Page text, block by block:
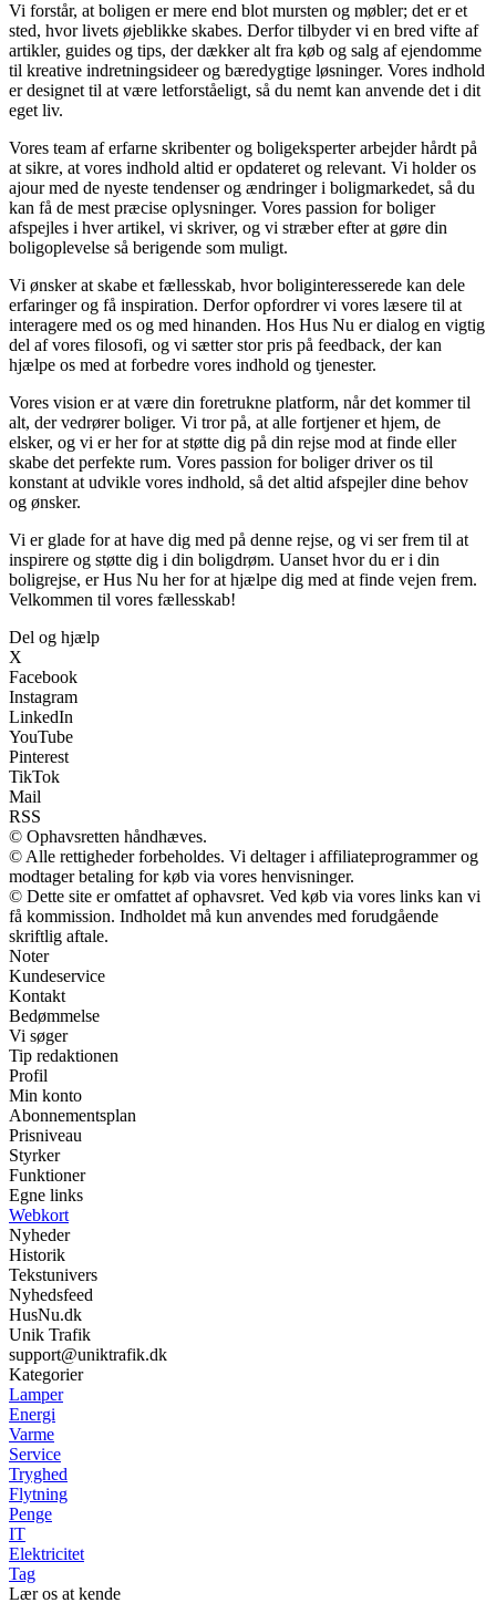
Vi forstår, at boligen er mere end blot mursten og møbler; det er et
sted, hvor livets øjeblikke skabes. Derfor tilbyder vi en bred vifte af
artikler, guides og tips, der dækker alt fra køb og salg af ejendomme
til kreative indretningsideer og bæredygtige løsninger. Vores indhold
er designet til at være letforståeligt, så du nemt kan anvende det i dit
eget liv.
Vores team af erfarne skribenter og boligeksperter arbejder hårdt på
at sikre, at vores indhold altid er opdateret og relevant. Vi holder os
ajour med de nyeste tendenser og ændringer i boligmarkedet, så du
kan få de mest præcise oplysninger. Vores passion for boliger
afspejles i hver artikel, vi skriver, og vi stræber efter at gøre din
boligoplevelse så berigende som muligt.
Vi ønsker at skabe et fællesskab, hvor boliginteresserede kan dele
erfaringer og få inspiration. Derfor opfordrer vi vores læsere til at
interagere med os og med hinanden. Hos Hus Nu er dialog en vigtig
del af vores filosofi, og vi sætter stor pris på feedback, der kan
hjælpe os med at forbedre vores indhold og tjenester.
Vores vision er at være din foretrukne platform, når det kommer til
alt, der vedrører boliger. Vi tror på, at alle fortjener et hjem, de
elsker, og vi er her for at støtte dig på din rejse mod at finde eller
skabe det perfekte rum. Vores passion for boliger driver os til
konstant at udvikle vores indhold, så det altid afspejler dine behov
og ønsker.
Vi er glade for at have dig med på denne rejse, og vi ser frem til at
inspirere og støtte dig i din boligdrøm. Uanset hvor du er i din
boligrejse, er Hus Nu her for at hjælpe dig med at finde vejen frem.
Velkommen til vores fællesskab!
Del og hjælp
X
Facebook
Instagram
LinkedIn
YouTube
Pinterest
TikTok
Mail
RSS
© Ophavsretten håndhæves.
© Alle rettigheder forbeholdes. Vi deltager i affiliateprogrammer og
modtager betaling for køb via vores henvisninger.
© Dette site er omfattet af ophavsret. Ved køb via vores links kan vi
få kommission. Indholdet må kun anvendes med forudgående
skriftlig aftale.
Noter
Kundeservice
Kontakt
Bedømmelse
Vi søger
Tip redaktionen
Profil
Min konto
Abonnementsplan
Prisniveau
Styrker
Funktioner
Egne links
Webkort
Nyheder
Historik
Tekstunivers
Nyhedsfeed
HusNu.dk
Unik Trafik
support@uniktrafik.dk
Kategorier
Lamper
Energi
Varme
Service
Tryghed
Flytning
Penge
IT
Elektricitet
Tag
Lær os at kende